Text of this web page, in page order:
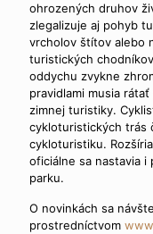
ohrozených druhov
zlegalizuje aj pohyb
vrcholov štítov alebo
turistických
oddychu zvykne
pravidlami musia
zimnej turistiky.
cykloturistických trás
cykloturistiku.
oficiálne sa nastavia i
parku.
O novinkách sa
prostredníctvom